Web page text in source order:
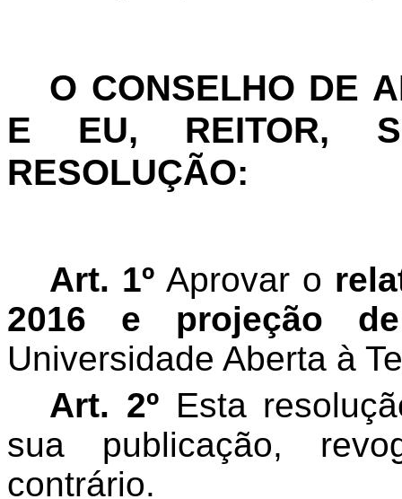
O CONSELHO DE
E EU, REITOR,
RESOLUÇÃO:
Art. 1ºAprovar o
2016 e projeção
Universidade Aberta à
Art. 2º Esta
sua publicação,
contrário.